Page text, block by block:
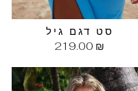
סט דגם גיל
219.00 ₪